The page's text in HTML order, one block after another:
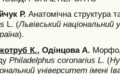
Р. Анатомічна структура
L. (Львівський національний
).
К., Одінцова А.
Philadelphus coronarius L. (
університет імені